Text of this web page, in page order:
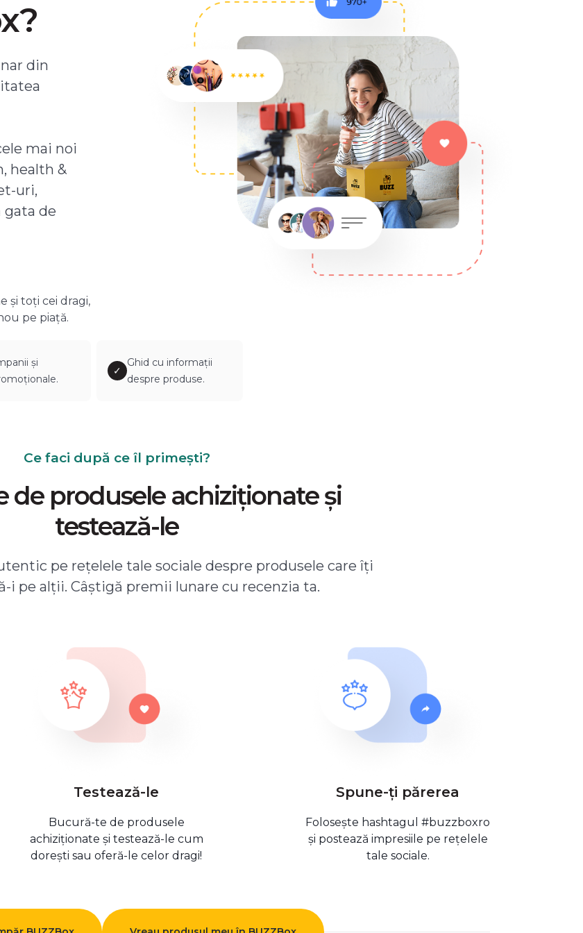
din
mai noi
health &
uri,
de
și toți cei dragi,
pe piață.
și
✓
Ghid cu informații
despre produse.
Ce faci după ce îl primești?
de produsele achiziționate și
testează-le
pe rețelele tale sociale despre produsele care îți
i pe alții. Câștigă premii lunare cu recenzia ta.
Testează-le
Bucură-te de produsele
achiziționate și testează-le cum
dorești sau oferă-le celor dragi!
Spune-ți părerea
Folosește hashtagul #buzzboxro
și postează impresiile pe rețelele
tale sociale.